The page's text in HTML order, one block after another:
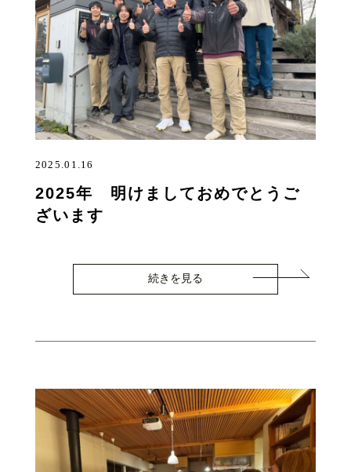
2025.01.16
2025年 明けましておめでとうご
ざいます
続きを見る